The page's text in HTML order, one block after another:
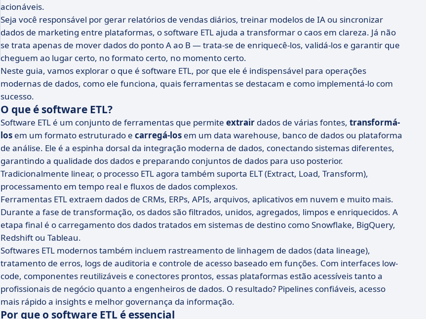
acionáveis.
Seja você responsável por gerar relatórios de vendas diários, treinar modelos de IA ou sincronizar
dados de marketing entre plataformas, o software ETL ajuda a transformar o caos em clareza. Já não
se trata apenas de mover dados do ponto A ao B — trata-se de enriquecê-los, validá-los e garantir que
cheguem ao lugar certo, no formato certo, no momento certo.
Neste guia, vamos explorar o que é software ETL, por que ele é indispensável para operações
modernas de dados, como ele funciona, quais ferramentas se destacam e como implementá-lo com
sucesso.
O que é software ETL?
Software ETL é um conjunto de ferramentas que permite extrair dados de várias fontes, transformá-
los em um formato estruturado e carregá-los em um data warehouse, banco de dados ou plataforma
de análise. Ele é a espinha dorsal da integração moderna de dados, conectando sistemas diferentes,
garantindo a qualidade dos dados e preparando conjuntos de dados para uso posterior.
Tradicionalmente linear, o processo ETL agora também suporta ELT (Extract, Load, Transform),
processamento em tempo real e fluxos de dados complexos.
Ferramentas ETL extraem dados de CRMs, ERPs, APIs, arquivos, aplicativos em nuvem e muito mais.
Durante a fase de transformação, os dados são filtrados, unidos, agregados, limpos e enriquecidos. A
etapa final é o carregamento dos dados tratados em sistemas de destino como Snowflake, BigQuery,
Redshift ou Tableau.
Softwares ETL modernos também incluem rastreamento de linhagem de dados (data lineage),
tratamento de erros, logs de auditoria e controle de acesso baseado em funções. Com interfaces low-
code, componentes reutilizáveis e conectores prontos, essas plataformas estão acessíveis tanto a
profissionais de negócio quanto a engenheiros de dados. O resultado? Pipelines confiáveis, acesso
mais rápido a insights e melhor governança da informação.
Por que o software ETL é essencial